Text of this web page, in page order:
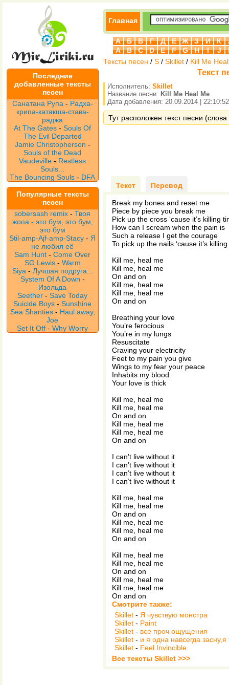
Последние
добавленные тексты
песен
Санатана Рупа - Радха-
крипа-катакша-става-
раджа
At The Gates -Souls Of
The Evil Departed
Jamie Christopherson -
Souls of the Dead
Vaudeville- Restless
Souls...
The Bouncing Souls - DFA
Популярные тексты
песен
sobersash remix -Твоя
жопа - это бум, это бум,
это бум
Stil-amp-Ajf-amp-Stacy - Я
не любил её
Sam Hunt -Come Over
SG Lewis - Warm
Siya - Лучшая подруга...
System Of A Down -
Изольда
Seether -Save Today
Suicide Boys -Sunshine
Sea Shanties - Haul away,
Joe
Set It Off -Why Worry
Главная
А Б В Г Д Е Ж З И К
A
B C D E F G H I J
Тексты песен / S / Skillet / Kill Me
Текст
Исполнитель: Skillet
Название песни: Kill Me Heal Me
Дата добавления: 20.09.2014 | 22:10:52
Тут расположен текст песни
Текст Перевод
Break my bones and reset me
Piece by piece you break me
Pick up the cross ‘cause it’s killing
How can I scream when the pain is
Such a release I get the courage
To pick up the nails ‘cause it’s
Kill me, heal me
Kill me, heal me
On and on
Kill me, heal me
Kill me, heal me
On and on
Breathing your love
You’re ferocious
You’re in my lungs
Resuscitate
Craving your electricity
Feet to my pain you give
Wings to my fear your peace
Inhabits my blood
Your love is thick
Kill me, heal me
Kill me, heal me
On and on
Kill me, heal me
Kill me, heal me
On and on
I can’t live without it
I can’t live without it
I can’t live without it
I can’t live without it
Kill me, heal me
Kill me, heal me
On and on
Kill me, heal me
Kill me, heal me
On and on
Kill me, heal me
Kill me, heal me
On and on
Kill me, heal me
Kill me, heal me
On and on
Смотрите также:
Skillet - Я чувствую монстра
Skillet - Paint
Skillet - все проч ощущения
Skillet - и я одна навсегда
Skillet - Feel Invincible
Все тексты Skillet >>>